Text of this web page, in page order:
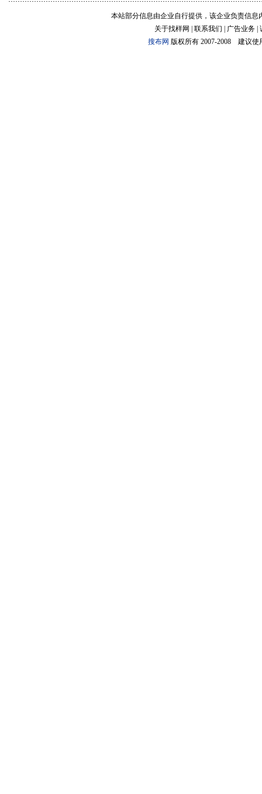
本站部分信息由企业自行提供，该企业负责信
关于找样网 | 联系我们 | 广告业务 |
搜布网 版权所有 2007-2008 建议使